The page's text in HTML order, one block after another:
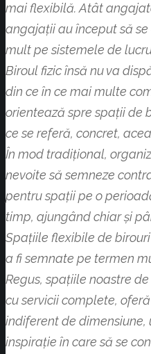
mai flexibilă. Atât
angajații au început să
mult pe sistemele de
Biroul fizic însă nu va
din ce în ce mai multe
orientează spre spații de
ce se referă, concret,
În mod tradițional,
nevoite să semneze
pentru spații pe o
timp, ajungând chiar și
Spațiile flexibile de
a fi semnate pe termen
Regus, spațiile noastre
cu servicii complete,
indiferent de dimensiune,
inspirație în care să se